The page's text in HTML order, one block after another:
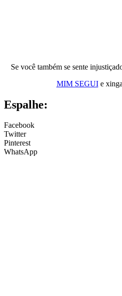
Se você também se sente
MIM SEGUIe
Espalhe:
Facebook
Twitter
Pinterest
WhatsApp